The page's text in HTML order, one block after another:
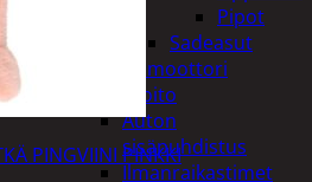
Pipot
Sadeasut
Auto, vene ja moottori
Autonhoito
Auton
sisäpuhdistus
Ilmanraikastimet
PINGVIINI PINKKI